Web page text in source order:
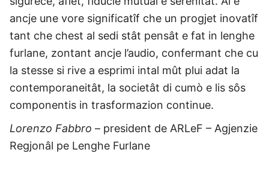
ancje une vore significatîf che un progjet inovatîf
tant che chest al sedi stât pensât e fat in lenghe
furlane, zontant ancje l’audio, confermant che cu
la stesse si rive a esprimi intal mût plui adat la
contemporaneitât, la societât di cumò e lis sôs
componentis in trasformazion continue.
Lorenzo Fabbro – president de ARLeF – Agjenzie
Regjonâl pe Lenghe Furlane